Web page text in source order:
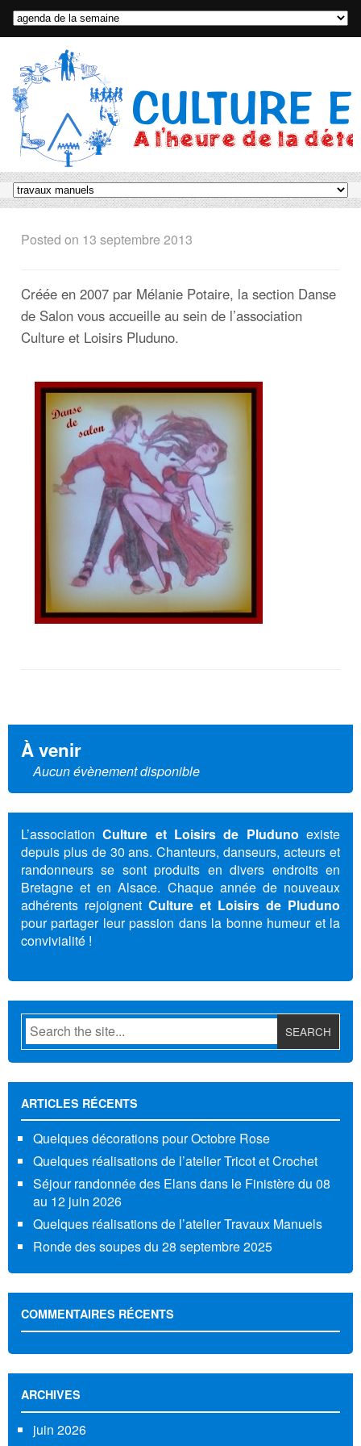
Posted on 13 septembre 2013
Créée en 2007 par Mélanie Potaire, la section Danse
de Salon vous accueille au sein de l’association
Culture et Loisirs Pluduno.
À venir
Aucun évènement disponible
L’associationCulture et Loisirs de Pluduno existe
depuis plus de 30 ans. Chanteurs, danseurs, acteurs et
randonneurs se sont produits en divers endroits en
Bretagne et en Alsace. Chaque année de nouveaux
adhérents rejoignent Culture et Loisirs de Pluduno
pour partager leur passion dans la bonne humeur et la
convivialité !
ARTICLES RÉCENTS
Quelques décorations pour Octobre Rose
Quelques réalisations de l’atelier Tricot et Crochet
Séjour randonnée des Elans dans le Finistère du 08
au 12 juin 2026
Quelques réalisations de l’atelier Travaux Manuels
Ronde des soupes du 28 septembre 2025
COMMENTAIRES RÉCENTS
ARCHIVES
juin 2026